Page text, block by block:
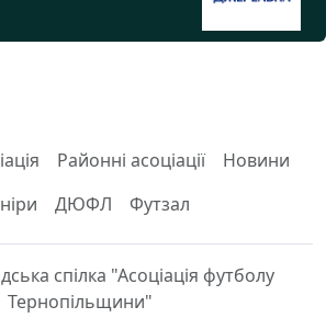
Районні асоціації
Новини
ДЮФЛ Футзал
спілка "Асоціація футболу
Тернопільщини"